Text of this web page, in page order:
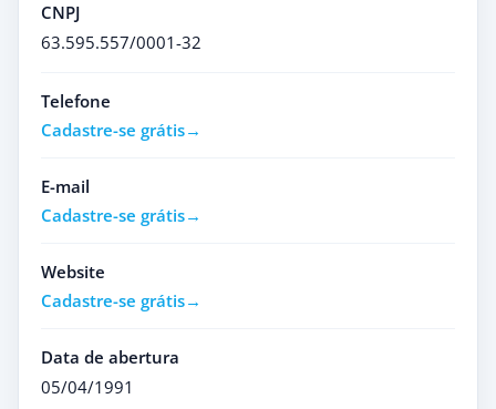
CNPJ
63.595.557/0001-32
Telefone
Cadastre-se grátis
E-mail
Cadastre-se grátis
Website
Cadastre-se grátis
Data de abertura
05/04/1991